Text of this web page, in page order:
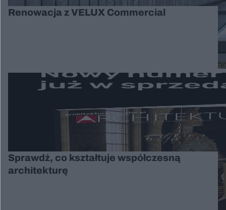
Renowacja z VELUX Commercial
Sprawdź, co kształtuje współczesną
architekturę